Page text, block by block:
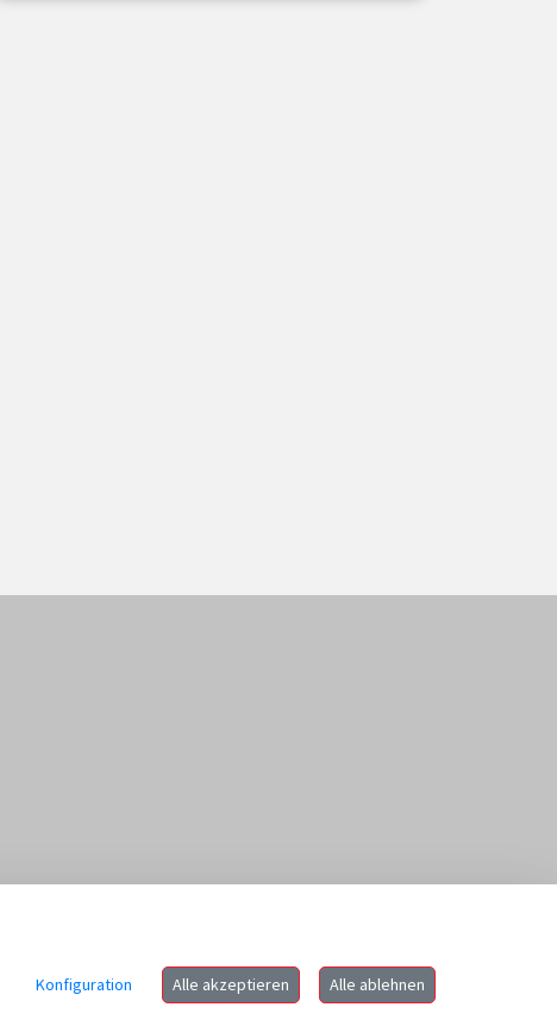
Impressum
Konfiguration Alle akzeptieren Alle ablehnen